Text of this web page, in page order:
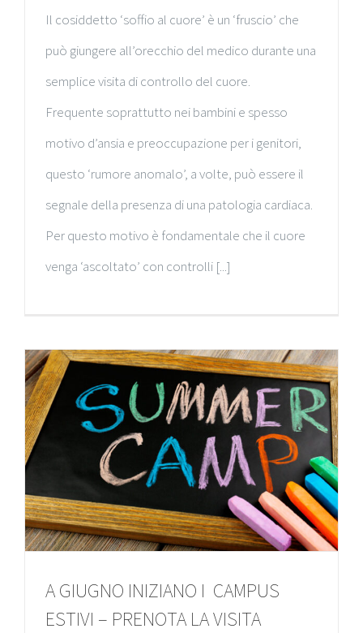
Il cosiddetto ‘soffio al cuore’ è un ‘fruscio’ che
può giungere all’orecchio del medico durante una
semplice visita di controllo del cuore.
Frequente soprattutto nei bambini e spesso
motivo d’ansia e preoccupazione per i genitori,
questo ‘rumore anomalo’, a volte, può essere il
segnale della presenza di una patologia cardiaca.
Per questo motivo è fondamentale che il cuore
venga ‘ascoltato’ con controlli [...]
A GIUGNO INIZIANO I CAMPUS
ESTIVI – PRENOTA LA VISITA